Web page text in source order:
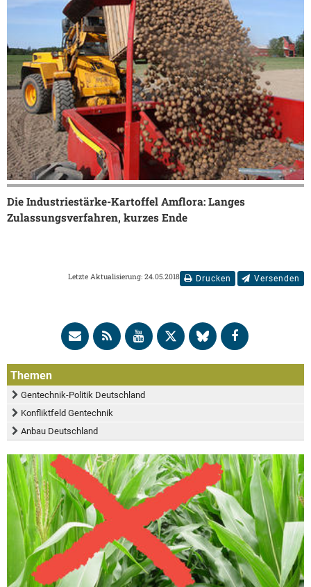
Die Industriestärke-Kartoffel Amflora: Langes
Zulassungsverfahren, kurzes Ende
Drucken Versenden
Letzte Aktualisierung: 24.05.2018
Themen
Gentechnik-Politik Deutschland
Konfliktfeld Gentechnik
Anbau Deutschland